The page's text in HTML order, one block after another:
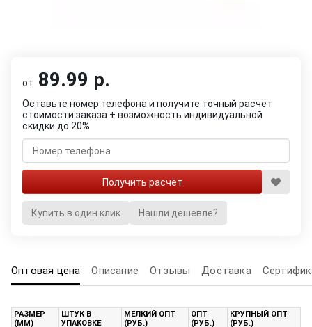
от 89.99 р.
Оставьте номер телефона и получите точный расчёт
стоимости заказа + возможность индивидуальной
скидки до 20%
Купить в один клик Нашли дешевле?
Оптовая цена Описание Отзывы Доставка
РАЗМЕР
(ММ)
ШТУК В
УПАКОВКЕ
МЕЛКИЙ ОПТ
(РУБ.)
ОПТ
(РУБ.)
КРУПНЫЙ ОПТ
(РУБ.)